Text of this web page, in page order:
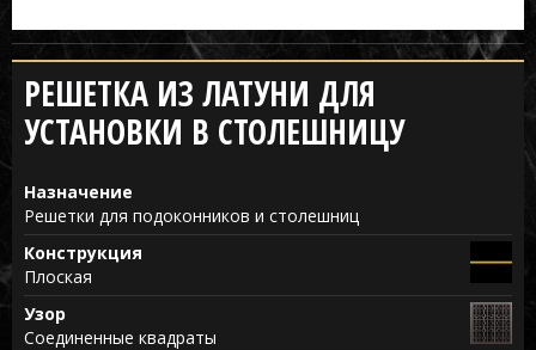
РЕШЕТКА ИЗ ЛАТУНИ ДЛЯ
УСТАНОВКИ В СТОЛЕШНИЦУ
Назначение
Решетки для подоконников и столешниц
Конструкция
Плоская
Узор
Соединенные квадраты